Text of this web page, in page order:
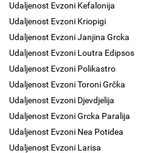
Udaljenost Evzoni Kefalonija
Udaljenost Evzoni Kriopigi
Udaljenost Evzoni Janjina Grcka
Udaljenost Evzoni Loutra Edipsos
Udaljenost Evzoni Polikastro
Udaljenost Evzoni Toroni Grčka
Udaljenost Evzoni Djevdjelija
Udaljenost Evzoni Grcka Paralija
Udaljenost Evzoni Nea Potidea
Udaljenost Evzoni Larisa